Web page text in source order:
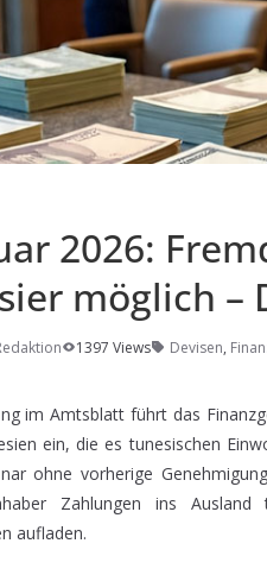
2026:
möglich –
1397 Views Devisen,
im Amtsblatt führt das
ein, die es tunesischen
ohne vorherige
Zahlungen ins
aufladen.